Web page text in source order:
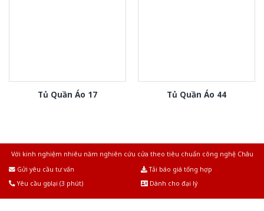
Tủ Quần Áo 17 Tủ Quần Áo 44
Với kinh nghiệm nhiêu năm nghiên cứu cửa theo tiêu chuẩn công nghệ Châu
Gửi yêu cầu tư vấn
Tải báo giá tổng hợp
Yêu cầu gọi lại (3 phút)
Dành cho đại lý